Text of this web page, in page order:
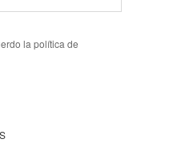
la política de